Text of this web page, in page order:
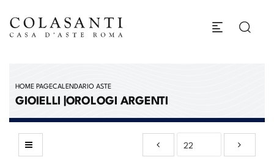
HOME PAGECALENDARIO ASTE
GIOIELLI |OROLOGI ARGENTI